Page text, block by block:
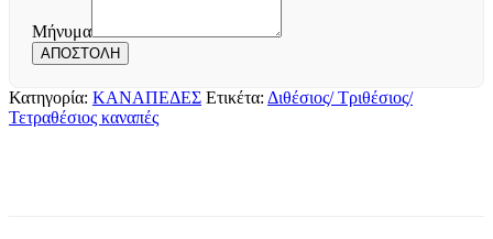
Μήνυμα
ΑΠΟΣΤΟΛΗ
Κατηγορία: ΚΑΝΑΠΕΔΕΣ Ετικέτα: Διθέσιος/ Τριθέσιος/
Τετραθέσιος καναπές